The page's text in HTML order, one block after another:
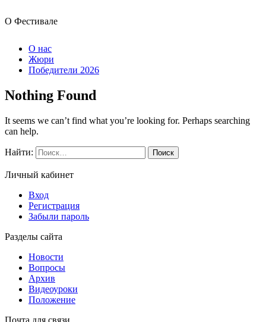
О Фестивале
О нас
Жюри
Победители 2026
Nothing Found
It seems we can’t find what you’re looking for. Perhaps searching
can help.
Найти:
Личный кабинет
Вход
Регистрация
Забыли пароль
Разделы сайта
Новости
Вопросы
Архив
Видеоуроки
Положение
Почта для связи